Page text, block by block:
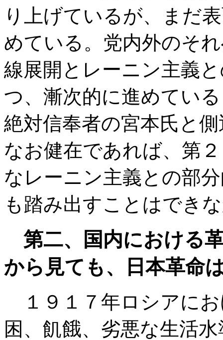
り上げているが、まだ
めている。党内外のそ
線展開とレーニン主義
つ、漸次的に進めてい
絶対信奉者の宮本氏と
なお健在であれば、第
なレーニン主義との部
も踏み出すことはでき
第二、国内における
から見ても、日本革命
１９１７年ロシアに
困、飢餓、劣悪な生活